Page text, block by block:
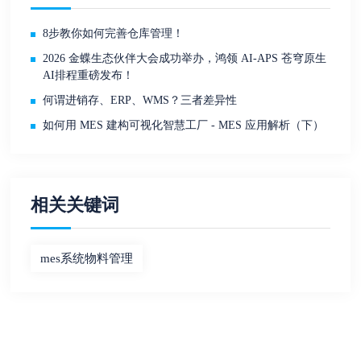
8步教你如何完善仓库管理！
2026 金蝶生态伙伴大会成功举办，鸿领 AI-APS 苍穹原生
AI排程重磅发布！
何谓进销存、ERP、WMS？三者差异性
如何用 MES 建构可视化智慧工厂 - MES 应用解析（下）
相关关键词
mes系统物料管理